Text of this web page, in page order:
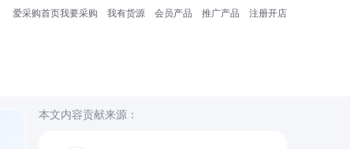
爱采购首页我要采购 我有货源 会员产品 推广产品 注册开店
本文内容贡献来源：